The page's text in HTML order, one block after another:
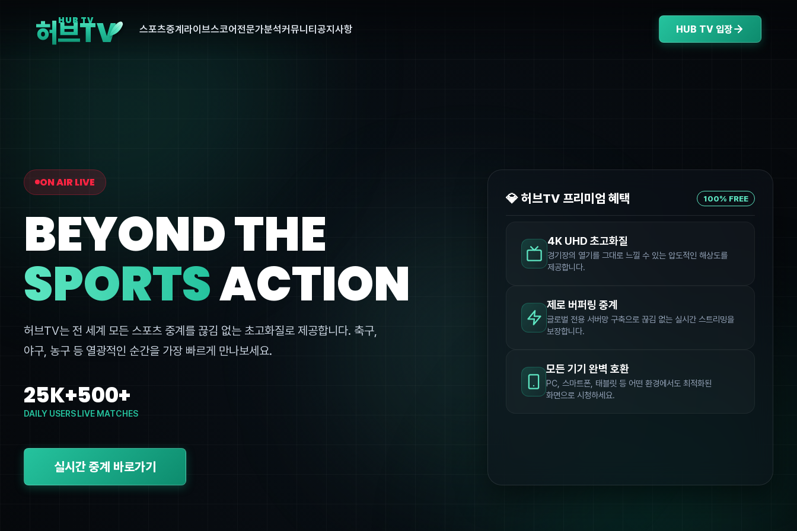
HUB TV
허브TV 스포츠중계 라이브스코어전문가분석커뮤니티 공지사항 HUB TV 입장
ON AIR LIVE
BEYOND THE
SPORTSACTION
허브TV는 전 세계 모든 스포츠 중계를 끊김 없는 초고화질로 제공합니다. 축구,
야구, 농구 등 열광적인 순간을 가장 빠르게 만나보세요.
25K+
DAILY USERS
500+
LIVE MATCHES
실시간 중계 바로가기
💎 허브TV 프리미엄 혜택 100% FREE
4K UHD 초고화질
경기장의 열기를 그대로 느낄 수 있는 압도적인 해상도를
제공합니다.
제로 버퍼링 중계
글로벌 전용 서버망 구축으로 끊김 없는 실시간 스트리밍을
보장합니다.
모든 기기 완벽 호환
PC, 스마트폰, 태블릿 등 어떤 환경에서도 최적화된
화면으로 시청하세요.